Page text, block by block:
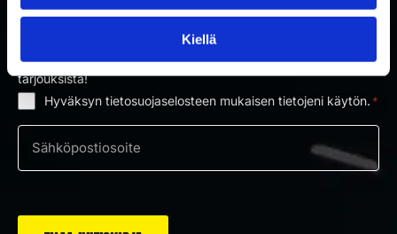
Kiellä
TILAA RAKETTITUKUN UUTISKIRJE
tarjouksista!
Hyväksyn tietosuojaselosteen mukaisen tietojeni käytön. *
Sähköposti